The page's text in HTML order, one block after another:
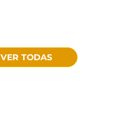
VER TODAS